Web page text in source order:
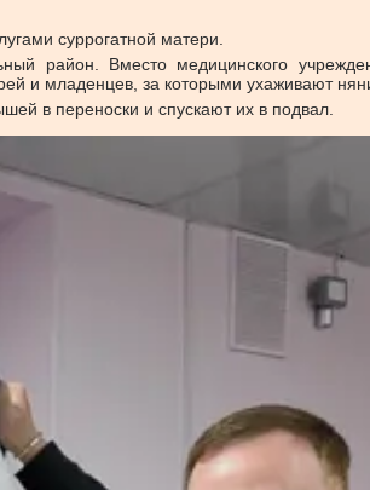
суррогатной матери.
район. Вместо медицинского
и младенцев, за которыми ухаживают
в переноски и спускают их в подвал.